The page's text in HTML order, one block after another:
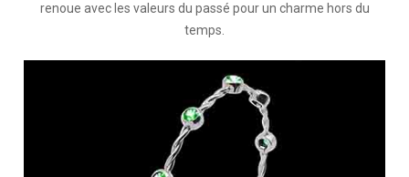
renoue avec les valeurs du passé pour un charme hors du
temps.